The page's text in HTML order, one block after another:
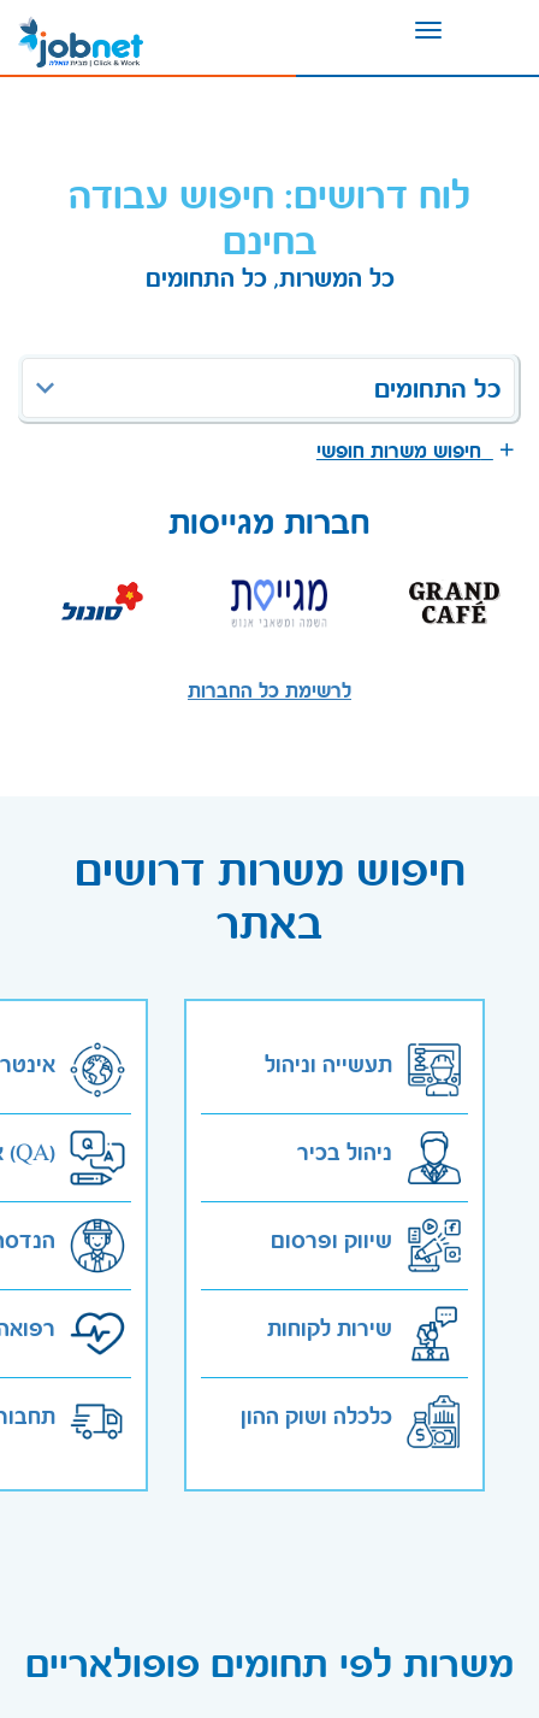
Toggle
לוח דרושים: חיפוש עבודה
בחינם
כל המשרות, כל התחומים
כל התחומים
חיפוש משרות חופשי
חברות מגייסות
לרשימת כל החברות
חיפוש משרות דרושים
באתר
תעשייה וניהול
ניהול בכיר
שיווק ופרסום
שירות לקוחות
כלכלה ושוק ההון
אבטחת איכות (QA)
משרות לפי תחומים פופולאריים